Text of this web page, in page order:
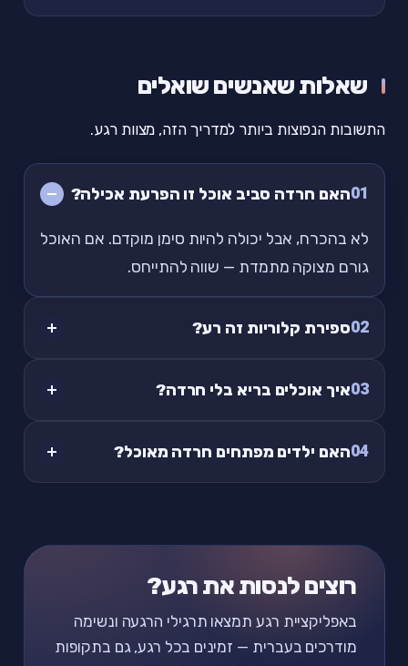
שאלות שאנשים שואלים
התשובות הנפוצות ביותר למדריך הזה, מצוות רגע.
01האם חרדה סביב אוכל זו הפרעת אכילה?
לא בהכרח, אבל יכולה להיות סימן מוקדם. אם האוכל
גורם מצוקה מתמדת — שווה להתייחס.
02ספירת קלוריות זה רע?
03איך אוכלים בריא בלי חרדה?
04האם ילדים מפתחים חרדה מאוכל?
רוצים לנסות את רגע?
באפליקציית רגע תמצאו תרגילי הרגעה ונשימה
מודרכים בעברית — זמינים בכל רגע, גם בתקופות